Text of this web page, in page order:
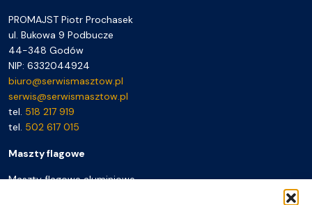
PROMAJST Piotr Prochasek
ul. Bukowa 9 Podbucze
44-348 Godów
NIP: 6332044924
biuro@serwismasztow.pl
serwis@serwismasztow.pl
tel. 518 217 919
tel. 502 617 015
Maszty flagowe
Maszty flagowe aluminiowe